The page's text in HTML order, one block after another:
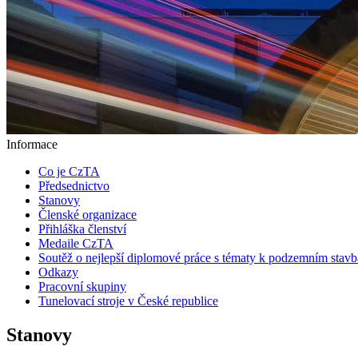
Informace
Co je CzTA
Předsednictvo
Stanovy
Členské organizace
Přihláška členství
Medaile CzTA
Soutěž o nejlepší diplomové práce s tématy k podzemním
Odkazy
Pracovní skupiny
Tunelovací stroje v České republice
Stanovy